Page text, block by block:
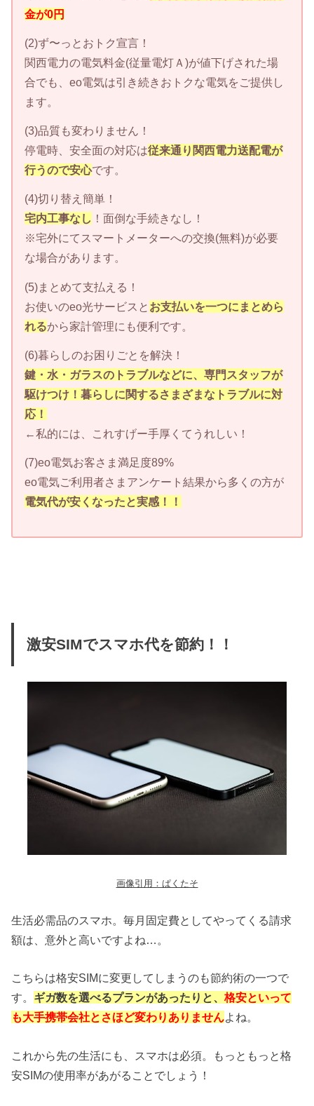
金が0円
(2)ず〜っとおトク宣言！
関西電力の電気料金(従量電灯Ａ)が値下げされた場
合でも、eo電気は引き続きおトクな電気をご提供し
ます。
(3)品質も変わりません！
停電時、安全面の対応は従来通り関西電力送配電が
行うので安心です。
(4)切り替え簡単！
宅内工事なし ！面倒な手続きなし！
※宅外にてスマートメーターへの交換(無料)が必要
な場合があります。
(5)まとめて支払える！
お使いのeo光サービスと お支払いを一つにまとめら
れるから家計管理にも便利です。
(6)暮らしのお困りごとを解決！
鍵・水・ガラスのトラブルなどに、専門スタッフが
駆けつけ！暮らしに関するさまざまなトラブルに対
応！
←私的には、これすげー手厚くてうれしい！
(7)eo電気お客さま満足度89%
eo電気ご利用者さまアンケート結果から多くの方が
電気代が安くなったと実感！！
激安SIMでスマホ代を節約！！
画像引用：ぱくたそ
生活必需品のスマホ。毎月固定費としてやってくる請求
額は、意外と高いですよね…。
こちらは格安SIMに変更してしまうのも節約術の一つで
す。 ギガ数を選べるプランがあったりと、格安といって
も大手携帯会社とさほど変わりありませんよね。
これから先の生活にも、スマホは必須。もっともっと格
安SIMの使用率があがることでしょう！